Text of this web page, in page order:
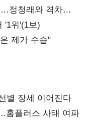
…정청래와 격차
'1위'(1보)
제가 수습"
별 장세 이어진다
홈플러스 사태 여파